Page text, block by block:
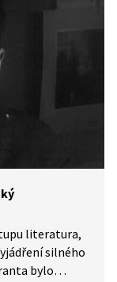
literatura,
silného
bylo